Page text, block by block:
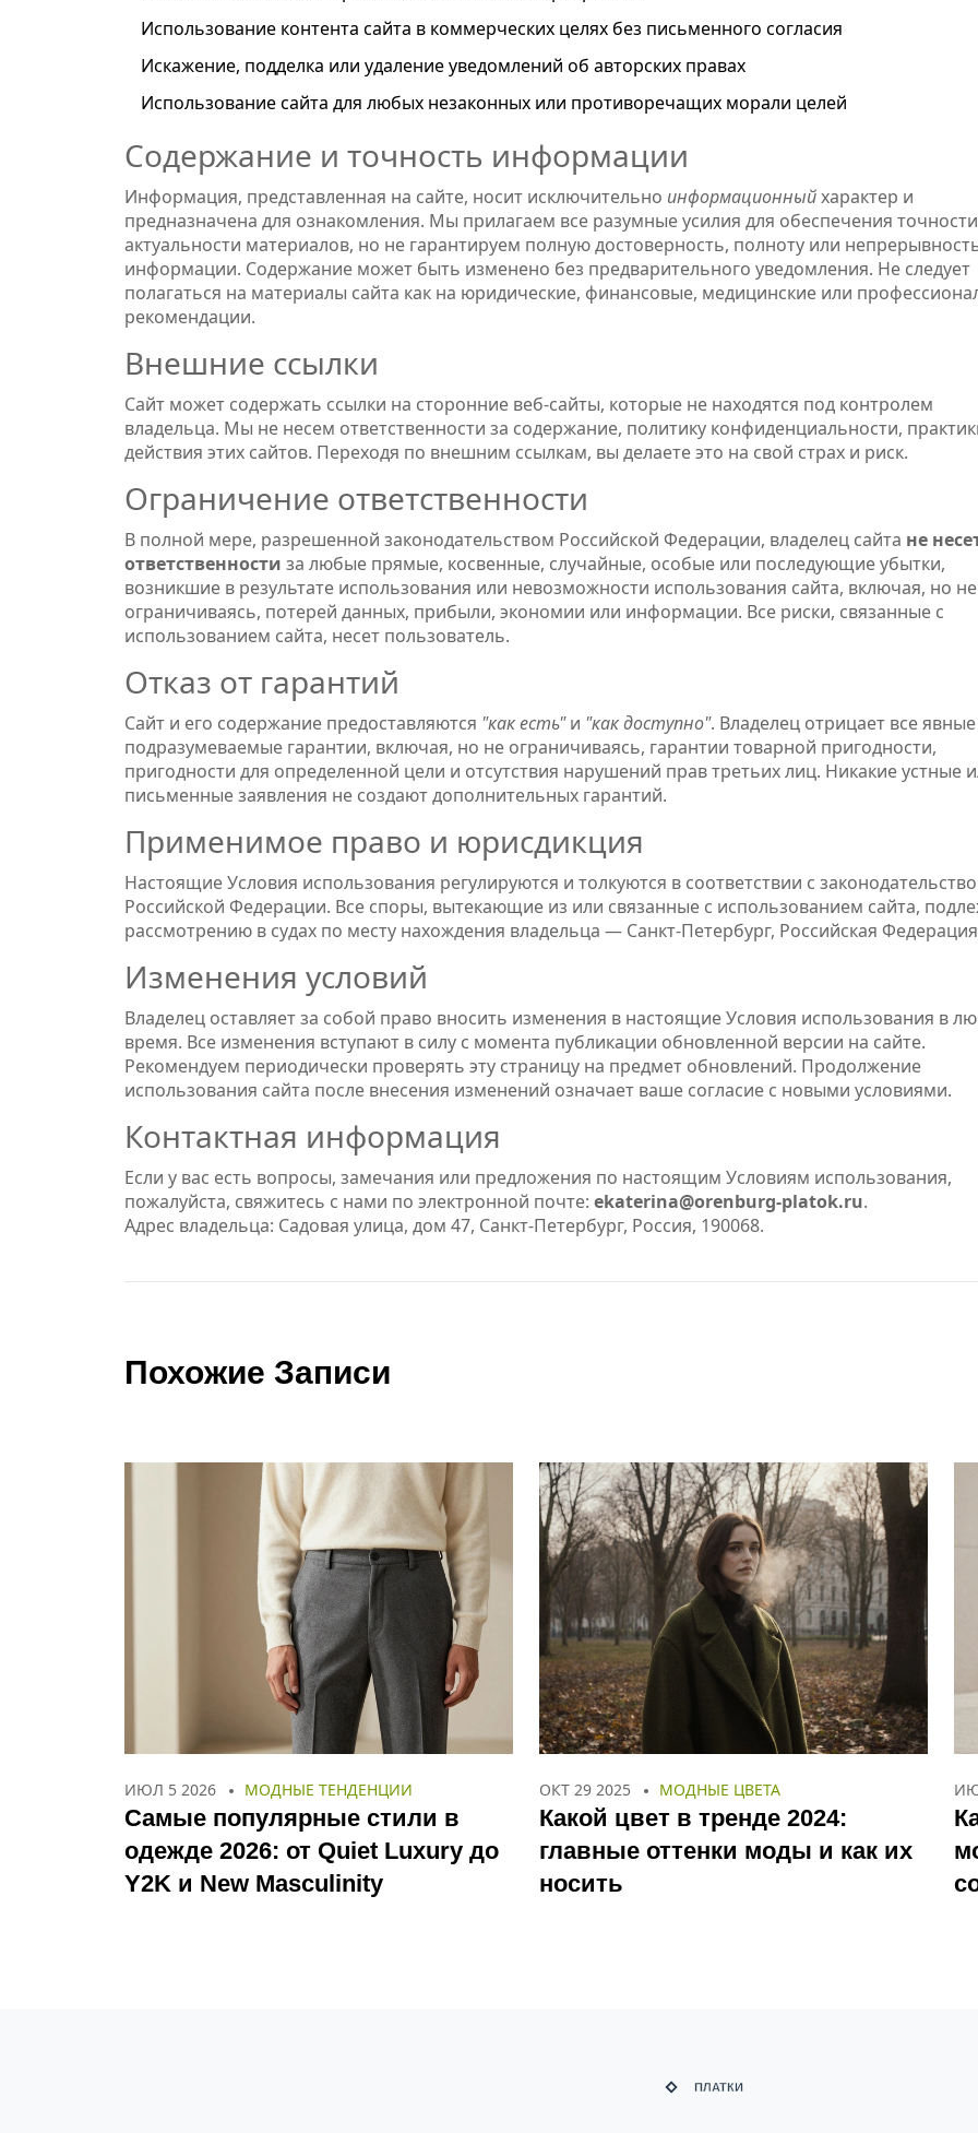
Использование контента сайта в коммерческих целях без письменного согласия
Искажение, подделка или удаление уведомлений об авторских правах
Использование сайта для любых незаконных или противоречащих морали целей
Содержание и точность информации
Информация, представленная на сайте, носит исключительно информационныйхарактер и
предназначена для ознакомления. Мы прилагаем все разумные усилия для обеспечения
актуальности материалов, но не гарантируем полную достоверность, полноту или
информации. Содержание может быть изменено без предварительного уведомления. Не следует
полагаться на материалы сайта как на юридические, финансовые, медицинские или
рекомендации.
Внешние ссылки
Сайт может содержать ссылки на сторонние веб-сайты, которые не находятся под контролем
владельца. Мы не несем ответственности за содержание, политику конфиденциальности,
действия этих сайтов. Переходя по внешним ссылкам, вы делаете это на свой страх и риск.
Ограничение ответственности
В полной мере, разрешенной законодательством Российской Федерации, владелец сайта не
ответственности за любые прямые, косвенные, случайные, особые или последующие убытки,
возникшие в результате использования или невозможности использования сайта, включая, но не
ограничиваясь, потерей данных, прибыли, экономии или информации. Все риски, связанные с
использованием сайта, несет пользователь.
Отказ от гарантий
Сайт и его содержание предоставляются "как есть"и "как доступно". Владелец отрицает все
подразумеваемые гарантии, включая, но не ограничиваясь, гарантии товарной пригодности,
пригодности для определенной цели и отсутствия нарушений прав третьих лиц. Никакие устные
письменные заявления не создают дополнительных гарантий.
Применимое право и юрисдикция
Настоящие Условия использования регулируются и толкуются в соответствии с
Российской Федерации. Все споры, вытекающие из или связанные с использованием сайта,
рассмотрению в судах по месту нахождения владельца — Санкт-Петербург, Российская
Изменения условий
Владелец оставляет за собой право вносить изменения в настоящие Условия использования в
время. Все изменения вступают в силу с момента публикации обновленной версии на сайте.
Рекомендуем периодически проверять эту страницу на предмет обновлений. Продолжение
использования сайта после внесения изменений означает ваше согласие с новыми условиями.
Контактная информация
Если у вас есть вопросы, замечания или предложения по настоящим Условиям использования,
пожалуйста, свяжитесь с нами по электронной почте: ekaterina@orenburg-platok.ru.
Адрес владельца: Садовая улица, дом 47, Санкт-Петербург, Россия, 190068.
Похожие Записи
ИЮЛ 5 2026 МОДНЫЕ ТЕНДЕНЦИИ
Самые популярные стили в
одежде 2026: от Quiet Luxury до
Y2K и New Masculinity
ОКТ 29 2025 МОДНЫЕ ЦВЕТА
Какой цвет в тренде 2024:
главные оттенки моды и как их
носить